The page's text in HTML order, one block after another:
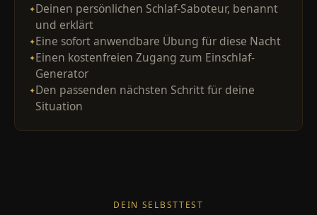
Deinen persönlichen Schlaf-Saboteur, benannt
und erklärt
Eine sofort anwendbare Übung für diese Nacht
Einen kostenfreien Zugang zum Einschlaf-
Generator
Den passenden nächsten Schritt für deine
Situation
DEIN SELBSTTEST